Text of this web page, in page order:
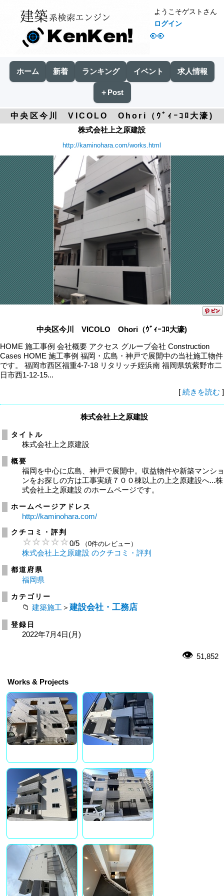
👀
ようこそゲストさん
ログイン
ホーム 新着 ランキング イベント 求人情報
＋Post
中央区今川 VICOLO Ohori（ｳﾞｨｰｺﾛ大濠)
株式会社上之原建設
http://kaminohara.com/works.html
中央区今川 VICOLO Ohori（ｳﾞｨｰｺﾛ大濠)
HOME 施工事例 会社概要 アクセス グループ会社 Construction
Cases HOME 施工事例 福岡・広島・神戸で展開中の当社施工物件
です。 福岡市西区福重4-7-18 リタリッチ姪浜南 福岡県筑紫野市二
日市西1-12-15...
[ 続きを読む ]
株式会社上之原建設
タイトル
株式会社上之原建設
概要
福岡を中心に広島、神戸で展開中。収益物件や新築マンシ
ンをお探しの方は工事実績７００棟以上の上之原建設へ...株
式会社上之原建設 のホームページです。
ホームページアドレス
http://kaminohara.com/
クチコミ・評判
0/5 （0件のレビュー）
株式会社上之原建設 のクチコミ・評判
都道府県
福岡県
カテゴリー
建築施工 ＞ 建設会社・工務店
登録日
2022年7月4日(月)
51,852
Works & Projects